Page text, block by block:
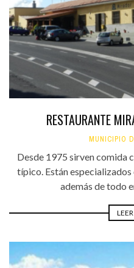
RESTAURANTE
MUNICIPIO
Desde 1975 sirven comida
típico. Están
además de todo